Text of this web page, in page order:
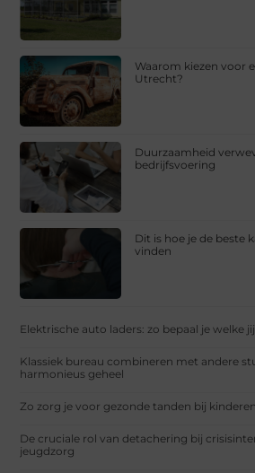
Waarom kiezen voor
Utrecht?
Duurzaamheid
bedrijfsvoering
Dit is hoe je de beste
vinden
Elektrische auto laders: zo bepaal je welke
Klassiek bureau combineren met andere
harmonieus geheel
Zo zorg je voor gezonde tanden bij
De cruciale rol van detachering bij
jeugdzorg